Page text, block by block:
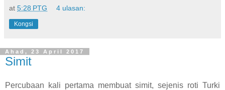
at 5:28 PTG 4 ulasan:
Kongsi
Ahad, 23 April 2017
Simit
Percubaan kali pertama membuat simit, sejenis roti Turki